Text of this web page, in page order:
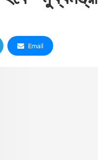
Email